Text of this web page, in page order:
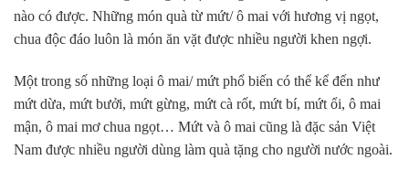
nào có được. Những món quà từ mứt/ ô mai với hương vị ngọt,
chua độc đáo luôn là món ăn vặt được nhiều người khen ngợi.
Một trong số những loại ô mai/ mứt phổ biến có thể kể đến như
mứt dừa, mứt bưởi, mứt gừng, mứt cà rốt, mứt bí, mứt ổi, ô mai
mận, ô mai mơ chua ngọt… Mứt và ô mai cũng là đặc sản Việt
Nam được nhiều người dùng làm quà tặng cho người nước ngoài.